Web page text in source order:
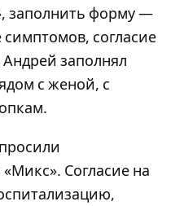
заполнить форму —
согласие
заполнял
с женой, с
Согласие на